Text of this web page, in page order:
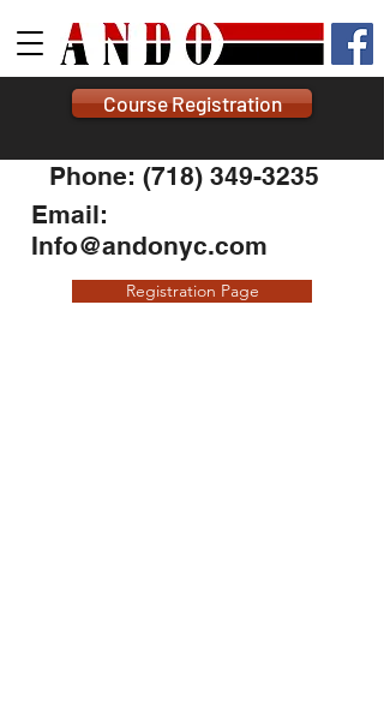
Course Registration
Phone: (718) 349-3235
Email:
Info@andonyc.com
Registration Page